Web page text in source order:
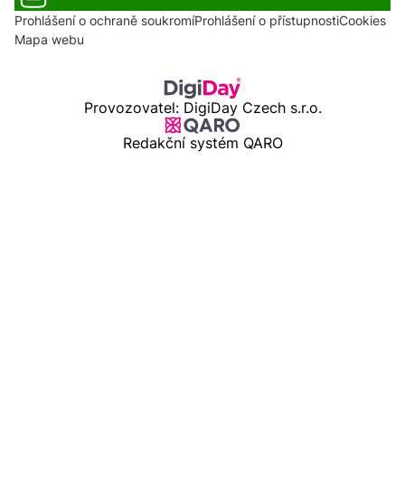
Prohlášení o ochraně soukromíProhlášení o přístupnostiCookies
Mapa webu
Provozovatel: DigiDay Czech s.r.o.
Redakční systém QARO